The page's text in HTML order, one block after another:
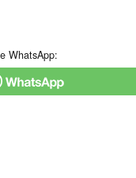
WhatsApp: